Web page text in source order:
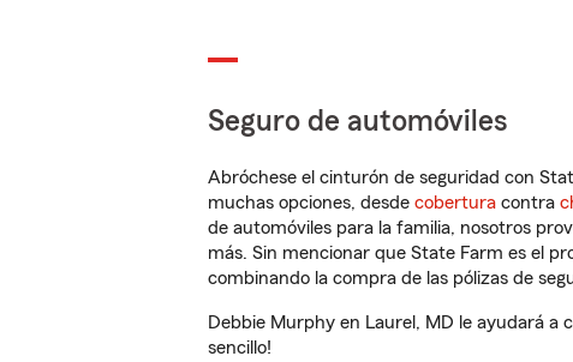
Seguro de automóviles
Abróchese el cinturón de seguridad con
muchas opciones, desde cobertura contra
de automóviles para la familia, nosotros
más. Sin mencionar que State Farm es el
combinando la compra de las pólizas de
Debbie Murphy en Laurel, MD le ayudará a
sencillo!